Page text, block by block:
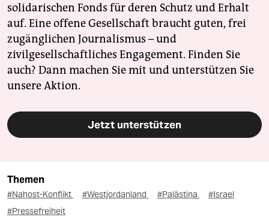
solidarischen Fonds für deren Schutz und Erhalt
auf. Eine offene Gesellschaft braucht guten, frei
zugänglichen Journalismus – und
zivilgesellschaftliches Engagement. Finden Sie
auch? Dann machen Sie mit und unterstützen Sie
unsere Aktion.
Jetzt unterstützen
Themen
#Nahost-Konflikt #Westjordanland #Palästina
#Israel
#Pressefreiheit